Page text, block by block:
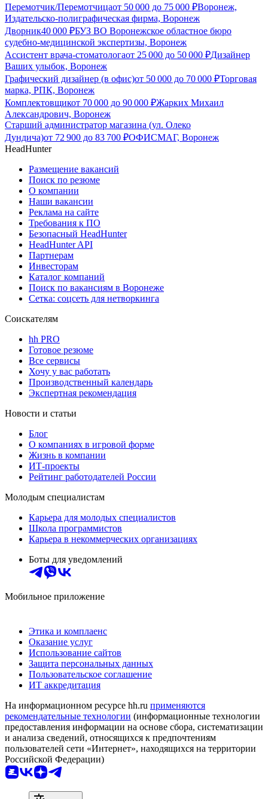
Перемотчик/Перемотчицаот 50 000 до 75 000 ₽Воронеж,
Издательско-полиграфическая фирма, Воронеж
Дворник40 000 ₽БУЗ ВО Воронежское областное бюро
судебно-медицинской экспертизы, Воронеж
Ассистент врача-стоматологаот 25 000 до 50 000 ₽Дизайнер
Ваших улыбок, Воронеж
Графический дизайнер (в офис)от 50 000 до 70 000 ₽Торговая
марка, РПК, Воронеж
Комплектовщикот 70 000 до 90 000 ₽Жарких Михаил
Александрович, Воронеж
Старший администратор магазина (ул. Олеко
Дундича)от 72 900 до 83 700 ₽ОФИСМАГ, Воронеж
HeadHunter
Размещение вакансий
Поиск по резюме
О компании
Наши вакансии
Реклама на сайте
Требования к ПО
Безопасный HeadHunter
HeadHunter API
Партнерам
Инвесторам
Каталог компаний
Поиск по вакансиям в Воронеже
Сетка: соцсеть для нетворкинга
Соискателям
hh PRO
Готовое резюме
Все сервисы
Хочу у вас работать
Производственный календарь
Экспертная рекомендация
Новости и статьи
Блог
О компаниях в игровой форме
Жизнь в компании
ИТ-проекты
Рейтинг работодателей России
Молодым специалистам
Карьера для молодых специалистов
Школа программистов
Карьера в некоммерческих организациях
Боты для уведомлений
Мобильное приложение
Этика и комплаенс
Оказание услуг
Использование сайтов
Защита персональных данных
Пользовательское соглашение
ИТ аккредитация
На информационном ресурсе hh.ru применяются
рекомендательные технологии (информационные технологии
предоставления информации на основе сбора, систематизации
и анализа сведений, относящихся к предпочтениям
пользователей сети «Интернет», находящихся на территории
Российской Федерации)